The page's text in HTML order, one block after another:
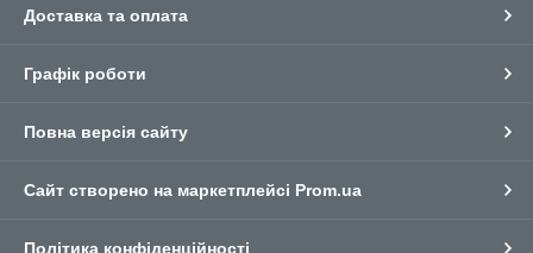
Доставка та оплата
Графік роботи
Повна версія сайту
Сайт створено на маркетплейсі Prom.ua
Політика конфіденційності